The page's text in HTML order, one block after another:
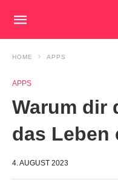
HOME APPS
APPS
Warum dir
das Leben
4. AUGUST 2023